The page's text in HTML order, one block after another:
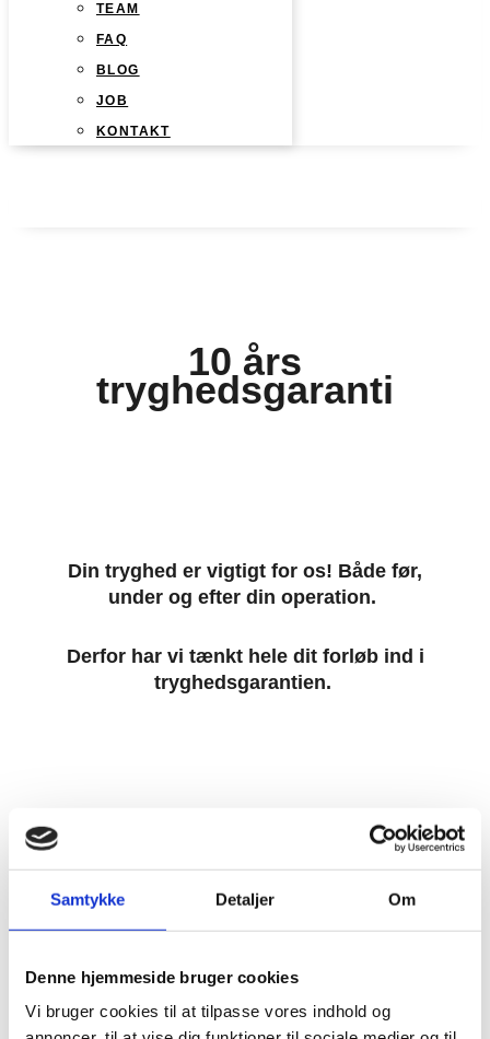
Samtykke Detaljer Om
Denne hjemmeside bruger cookies
Vi bruger cookies til at tilpasse vores indhold og
TEAM
FAQ
BLOG
JOB
KONTAKT
10 års
tryghedsgaranti
Din tryghed er vigtigt for os! Både før,
under og efter din operation.
Derfor har vi tænkt hele dit forløb ind i
tryghedsgarantien.